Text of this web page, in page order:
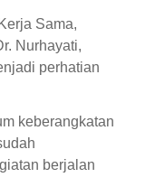
Sama,
Nurhayati,
perhatian
keberangkatan
berjalan